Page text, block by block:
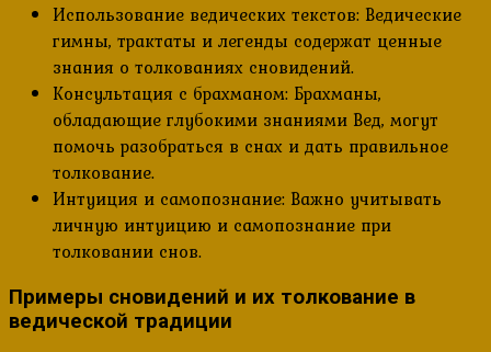
Использование ведических текстов: Ведические
гимны, трактаты и легенды содержат ценные
знания о толкованиях сновидений.
Консультация с брахманом: Брахманы,
обладающие глубокими знаниями Вед, могут
помочь разобраться в снах и дать правильное
толкование.
Интуиция и самопознание: Важно учитывать
личную интуицию и самопознание при
толковании снов.
Примеры сновидений и их толкование в
ведической традиции